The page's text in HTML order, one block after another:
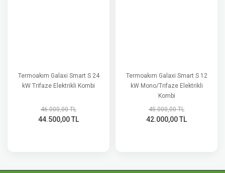
Termoakım Galaxi Smart S 24
kW Trifaze Elektrikli Kombi
46.000,00 TL
44.500,00 TL
Termoakım Galaxi Smart S 12
kW Mono/Trifaze Elektrikli
Kombi
45.000,00 TL
42.000,00 TL